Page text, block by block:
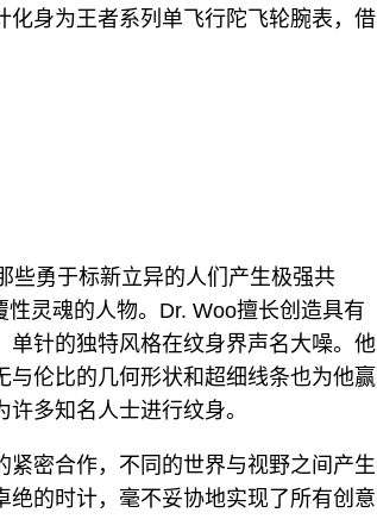
身为王者系列单飞行陀飞轮腕表，借
些勇于标新立异的人们产生极强共
灵魂的人物。Dr. Woo擅长创造具有
针的独特风格在纹身界声名大噪。他
与伦比的几何形状和超细线条也为他赢
多知名人士进行纹身。
密合作，不同的世界与视野之间产生
绝的时计，毫不妥协地实现了所有创意